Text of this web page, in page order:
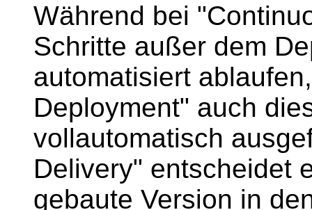
Während bei
Schritte außer dem
automatisiert
Deployment" auch
vollautomatisch
Delivery" entscheidet
gebaute Version in